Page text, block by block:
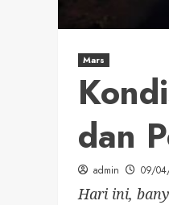
Mars
dan
admin 09/
Hari ini,